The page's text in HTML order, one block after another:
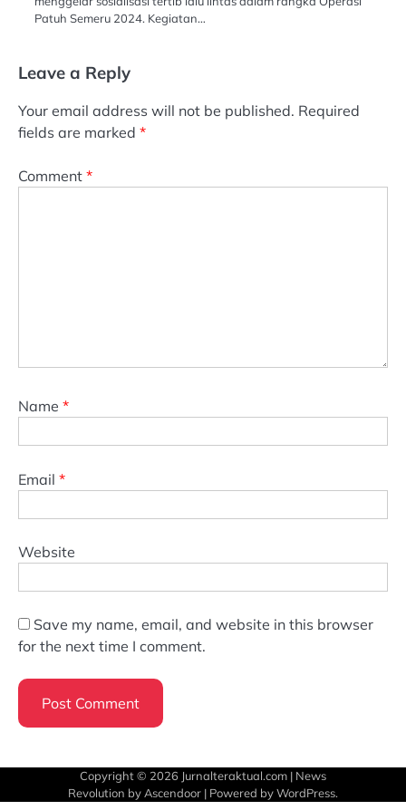
Patuh Semeru 2024. Kegiatan…
Leave a Reply
Your email address will not be published. Required
fields are marked *
Comment *
Name *
Email *
Website
Save my name, email, and website in this browser
for the next time I comment.
Copyright © 2026 Jurnalteraktual.com | News
Revolution by Ascendoor | Powered byWordPress.